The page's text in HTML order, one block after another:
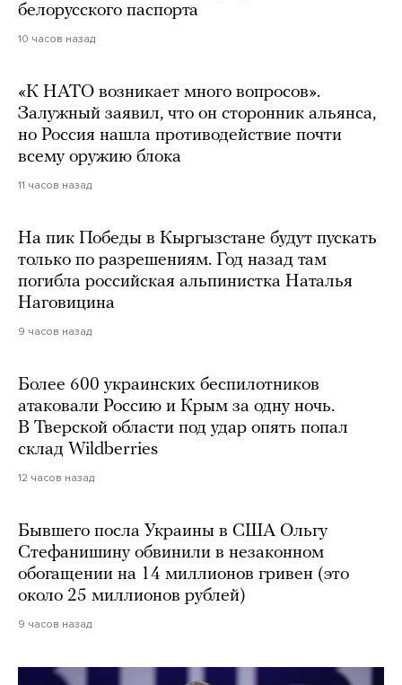
белорусского паспорта
10 часов назад
«К НАТО возникает много вопросов».
Залужный заявил, что он сторонник альянса,
но Россия нашла противодействие почти
всему оружию блока
11 часов назад
На пик Победы в Кыргызстане будут пускать
только по разрешениям. Год назад там
погибла российская альпинистка Наталья
Наговицина
9 часов назад
Более 600 украинских беспилотников
атаковали Россию и Крым за одну ночь.
В Тверской области под удар опять попал
склад Wildberries
12 часов назад
Бывшего посла Украины в США Ольгу
Стефанишину обвинили в незаконном
обогащении на 14 миллионов гривен (это
около 25 миллионов рублей)
9 часов назад